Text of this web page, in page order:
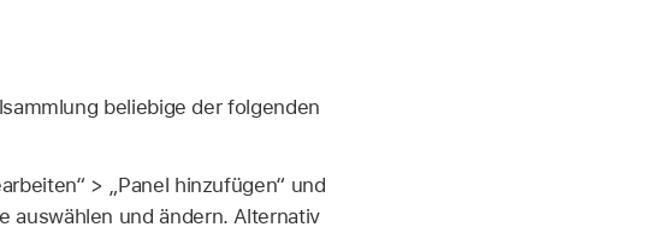
beliebige der folgenden
> „Panel hinzufügen“ und
auswählen und ändern. Alternativ